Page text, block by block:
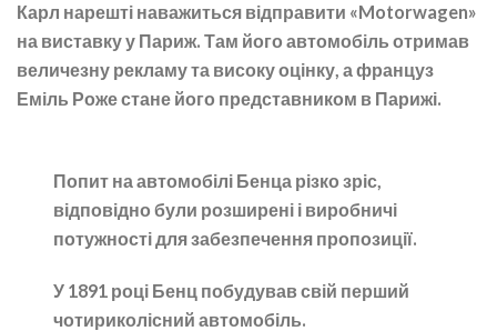
Карл нарешті наважиться відправити «Motorwagen»
на виставку у Париж. Там його автомобіль отримав
величезну рекламу та високу оцінку, а француз
Еміль Роже стане його представником в Парижі.
Попит на автомобілі Бенца різко зріс,
відповідно були розширені і виробничі
потужності для забезпечення пропозиції.
У 1891 році Бенц побудував свій перший
чотириколісний автомобіль.